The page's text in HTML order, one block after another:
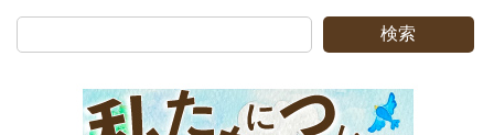
検索